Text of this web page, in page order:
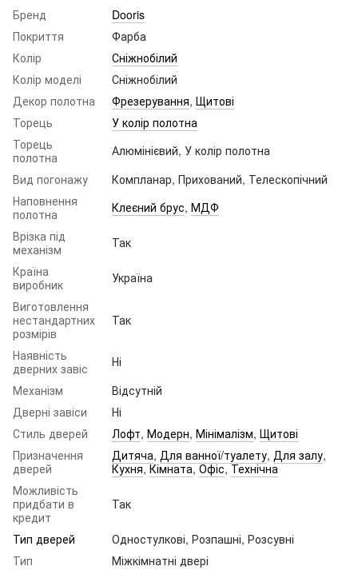
Бренд
Dooris
Покриття
Фарба
Колір
Сніжнобілий
Колір моделі
Сніжнобілий
Декор полотна
Фрезерування, Щитові
Торець
У колір полотна
Торець
полотна
Алюмінієвий, У колір полотна
Вид погонажу
Компланар, Прихований, Телескопічний
Наповнення
полотна
Клеєний брус, МДФ
Врізка під
механізм
Так
Країна
виробник
Україна
Виготовлення
нестандартних
розмірів
Так
Наявність
дверних завіс
Ні
Механізм
Відсутній
Дверні завіси
Ні
Стиль дверей
Лофт, Модерн, Мінімалізм, Щитові
Призначення
дверей
Дитяча, Для ванної/туалету, Для залу,
Кухня,Кімната,Офіс,Технічна
Можливість
придбати в
кредит
Так
Тип дверей
Одностулкові, Розпашні, Розсувні
Тип
Міжкімнатні двері